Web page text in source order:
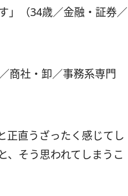
」（34歳／金融・証券／
商社・卸／事務系専門
正直うざったく感じてし
、そう思われてしまうこ